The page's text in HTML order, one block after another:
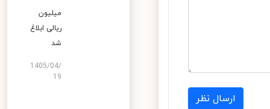
ارسال نظر
میلیون
ریالی ابلاغ
شد
1405/04/
19